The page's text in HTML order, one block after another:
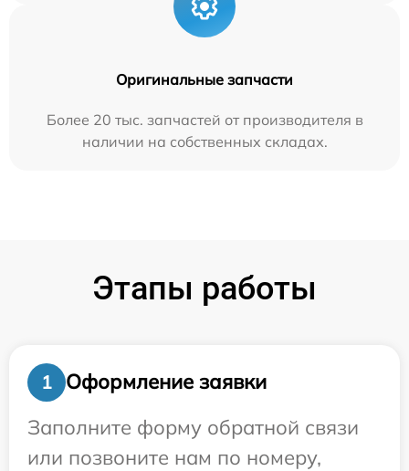
Оригинальные запчасти
Более 20 тыс. запчастей от производителя в
наличии на собственных складах.
Этапы работы
1
Оформление заявки
Заполните форму обратной связи
или позвоните нам по номеру,